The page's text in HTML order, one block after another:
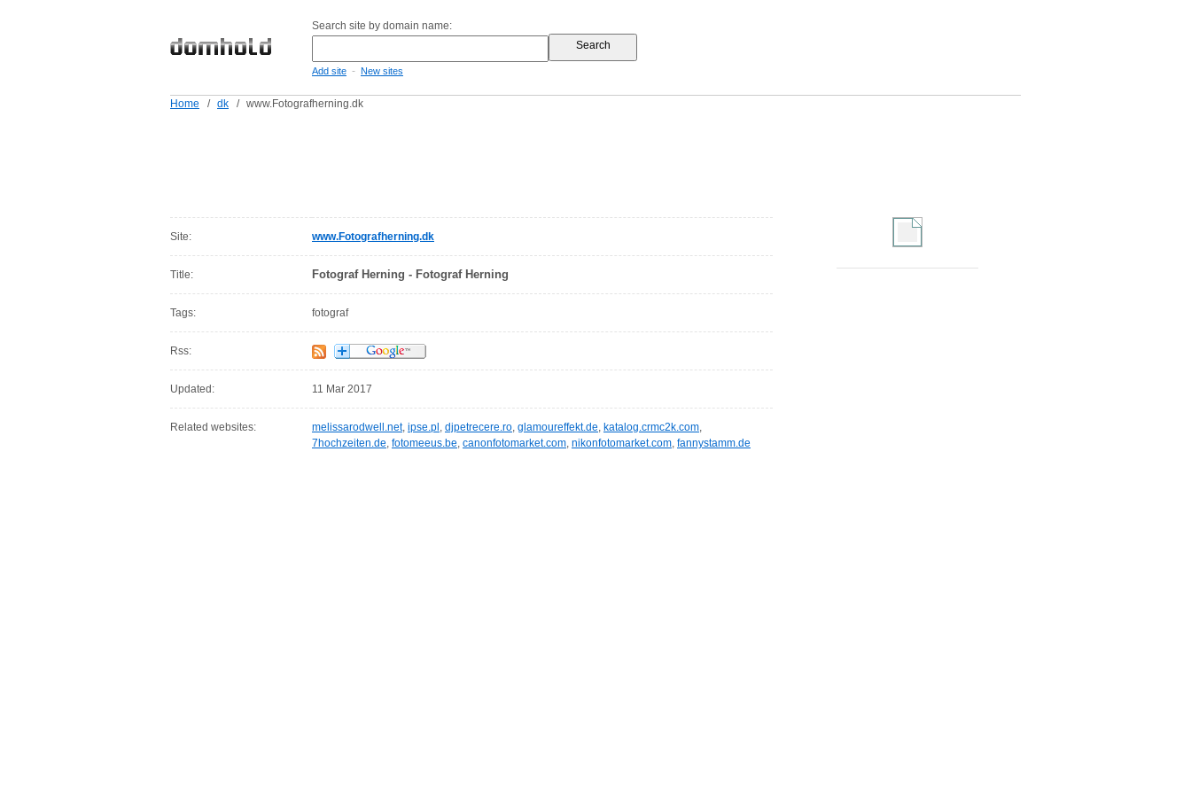
Search site by domain name:
Add site - New sites
Home / dk / www.Fotografherning.dk
Site: www.Fotografherning.dk
Title: Fotograf Herning - Fotograf Herning
Tags: fotograf
Rss:
Updated: 11 Mar 2017
Related websites: melissarodwell.net, ipse.pl , djpetrecere.ro, glamoureffekt.de, katalog.crmc2k.com,
7hochzeiten.de, fotomeeus.be, canonfotomarket.com, nikonfotomarket.com, fannystamm.de